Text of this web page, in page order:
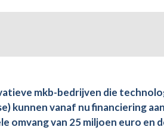
mkb-bedrijven die
kunnen vanaf nu financiering
omvang van 25 miljoen euro en